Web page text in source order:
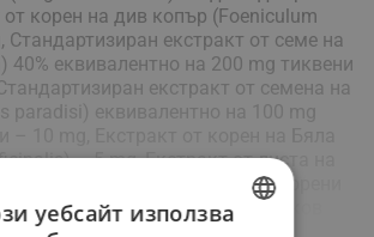
от корен на див копър (Foeniculum
Стандартизиран екстракт от семе на
40% еквивалентно на 200 mg тиквени
екстракт от семена на
paradisi) еквивалентно на 100 mg
– 5 mg, Екстракт от листа на
indica) – 10 mg, Екстракт от корени
longa L) – 5 mg, Цинк (Цинков
RDA), Екстракт от семена на
уебсайт използва